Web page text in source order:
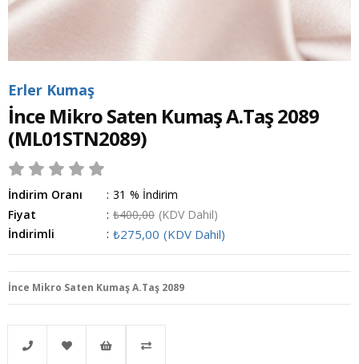
Erler Kumaş
İnce Mikro Saten Kumaş A.Taş 2089
(ML01STN2089)
İndirim Oranı : %
31
İndirim
Fiyat
: ₺400,00 (KDV Dahil)
İndirimli
: ₺275,00 (KDV Dahil)
İnce Mikro Saten Kumaş A.Taş 2089